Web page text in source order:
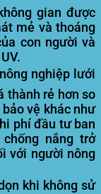
gian được
mẻ và thoáng
con người và
nghiệp lưới
thành rẻ hơn so
vệ khác như
phí đầu tư ban
nắng trở
với người nông
khi không sử